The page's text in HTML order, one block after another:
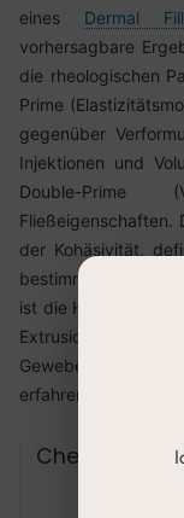
eines Dermal
vorhersagbare
die rheologischen
Prime
gegenüber
Injektionen und
Double-Prime
Fließeigenschaften.
der Kohäsivität,
bestimmte
ist die Homogenität
Extrusion aus der
Gewebe. Mehr über
erfahren Sie in
Checkliste für
CE-